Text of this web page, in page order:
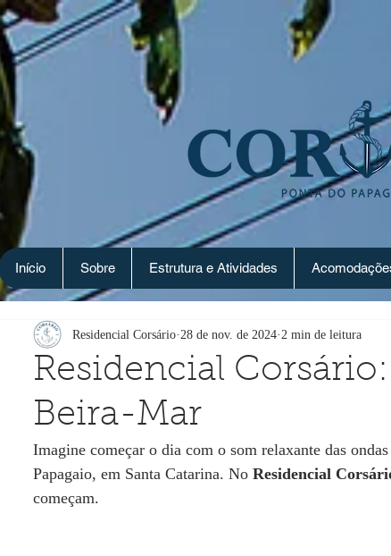
Início Sobre Estrutura e Atividades
Residencial
Beira-Mar
Residencial Corsário 28 de nov. de 2024 2 min de leitura
Imagine começar o dia com o som relaxante das
Papagaio, em Santa Catarina. No Residencial
começam.